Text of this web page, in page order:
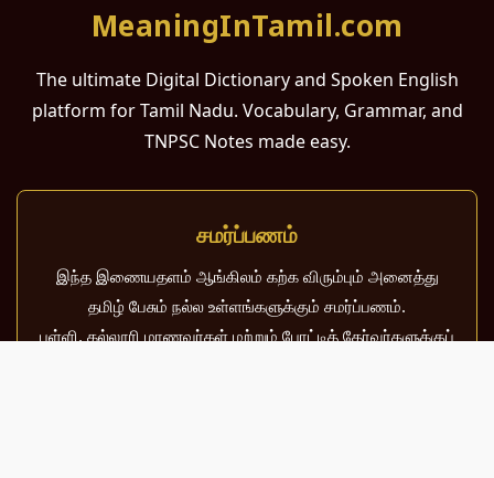
MeaningInTamil.com
The ultimate Digital Dictionary and Spoken English
platform for Tamil Nadu. Vocabulary, Grammar, and
TNPSC Notes made easy.
சமர்ப்பணம்
இந்த இணையதளம் ஆங்கிலம் கற்க விரும்பும் அனைத்து
தமிழ் பேசும் நல்ல உள்ளங்களுக்கும் சமர்ப்பணம்.
பள்ளி, கல்லூரி மாணவர்கள் மற்றும் போட்டித் தேர்வர்களுக்குப்